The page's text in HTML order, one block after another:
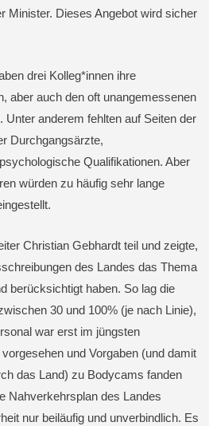
Minister. Dieses Angebot wird sicher
drei Kolleg*innen ihre
aber auch den oft unangemessenen
Unter anderem fehlten auf Seiten der
Durchgangsärzte,
Qualifikationen. Aber
würden zu häufig sehr lange
Christian Gebhardt teil und zeigte,
des Landes das Thema
berücksichtigt haben. So lag die
30 und 100% (je nach Linie),
war erst im jüngsten
und Vorgaben (und damit
das Land) zu Bodycams fanden
Nahverkehrsplan des Landes
nur beiläufig und unverbindlich. Es